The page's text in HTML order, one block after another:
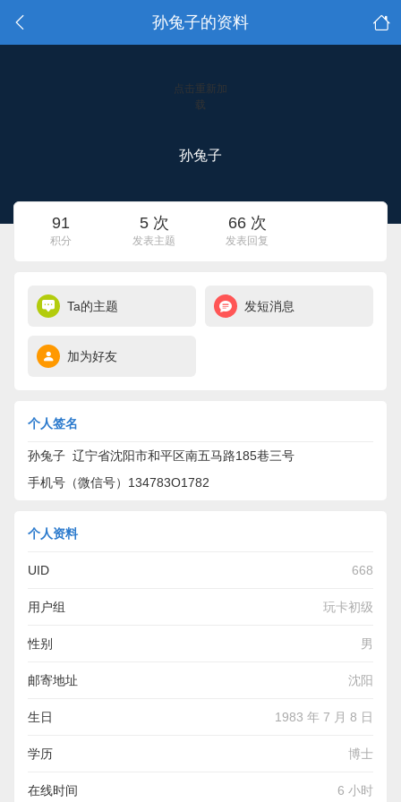
孙兔子的资料
点击重新加
载
孙兔子
91
积分
5 次
发表主题
66 次
发表回复
Ta的主题 发短消息
加为好友
个人签名
孙兔子 辽宁省沈阳市和平区南五马路185巷三号
手机号（微信号）134783O1782
个人资料
UID 668
用户组 玩卡初级
性别 男
邮寄地址 沈阳
生日 1983 年 7 月 8 日
学历 博士
在线时间 6 小时